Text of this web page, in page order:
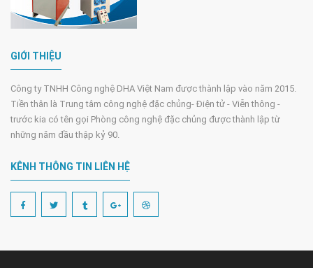
GIỚI THIỆU
Công ty TNHH Công nghệ DHA Việt Nam được thành lập vào năm 2015.
Tiền thân là Trung tâm công nghệ đặc chủng- Điện tử - Viễn thông -
trước kia có tên gọi Phòng công nghệ đặc chủng được thành lập từ
những năm đầu thập kỷ 90.
KÊNH THÔNG TIN LIÊN HỆ